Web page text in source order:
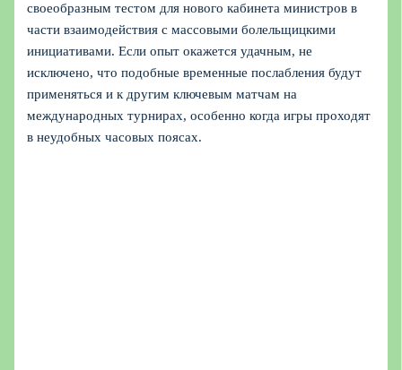
своеобразным тестом для нового кабинета министров в
части взаимодействия с массовыми болельщицкими
инициативами. Если опыт окажется удачным, не
исключено, что подобные временные послабления будут
применяться и к другим ключевым матчам на
международных турнирах, особенно когда игры проходят
в неудобных часовых поясах.